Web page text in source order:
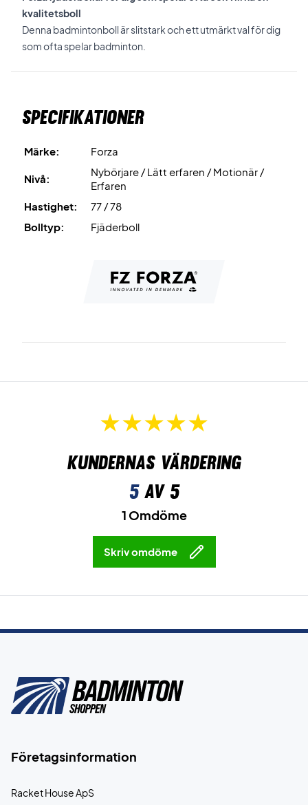
kvalitetsboll
Denna badmintonboll är slitstark och ett utmärkt val för dig
som ofta spelar badminton.
Specifikationer
Märke: Forza
Nivå:
Nybörjare / Lätt erfaren / Motionär /
Erfaren
Hastighet:
77 / 78
Bolltyp:
Fjäderboll
Kundernas värdering
5av 5
1 Omdöme
Skriv omdöme
Företagsinformation
Racket House ApS